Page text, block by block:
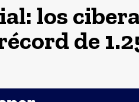
los
de